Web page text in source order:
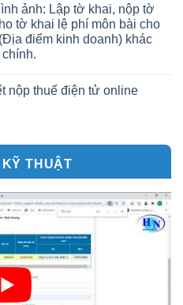
ảnh: Lập tờ khai, nộp tờ
tờ khai lệ phí môn bài cho
điểm kinh doanh) khác
nộp thuế điện tử online
THUẬT